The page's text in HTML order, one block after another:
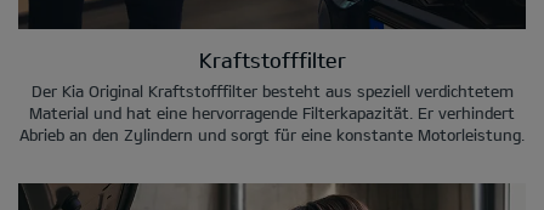
Kraftstofffilter
Der Kia Original Kraftstofffilter besteht aus speziell verdichtetem
Material und hat eine hervorragende Filterkapazität. Er verhindert
Abrieb an den Zylindern und sorgt für eine konstante Motorleistung.